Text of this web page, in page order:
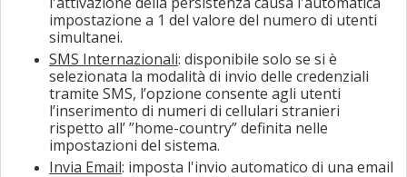
impostazione a 1 del valore del numero di utenti
simultanei.
SMS Internazionali: disponibile solo se si è
selezionata la modalità di invio delle credenziali
tramite SMS, l’opzione consente agli utenti
l’inserimento di numeri di cellulari stranieri
rispetto all’ ”home-country” definita nelle
impostazioni del sistema.
Invia Email: imposta l'invio automatico di una email